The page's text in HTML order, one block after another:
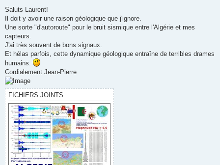
s
a
g
Saluts Laurent!
Il doit y avoir une raison géologique que j'ignore.
Une sorte "d'autoroute" pour le bruit sismique entre l'Algérie et mes
capteurs.
J'ai très souvent de bons signaux.
Et hélas parfois, cette dynamique géologique entraîne de terribles drames
humains.
Cordialement Jean-Pierre
FICHIERS JOINTS